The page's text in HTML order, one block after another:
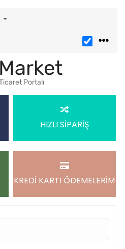
HIZLI SİPARİŞ
KREDİ KARTI ÖDEMELERİM